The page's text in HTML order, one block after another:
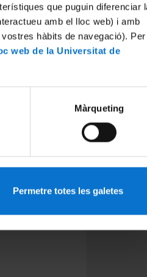
que puguin diferenciar
amb el lloc web) i amb
hàbits de navegació). Per
web de la Universitat de
Màrqueting
Permetre totes les galetes
PEU 3